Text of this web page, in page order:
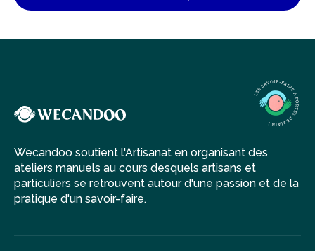
Wecandoo soutient l'Artisanat en organisant des
ateliers manuels au cours desquels artisans et
particuliers se retrouvent autour d'une passion et de la
pratique d'un savoir-faire.